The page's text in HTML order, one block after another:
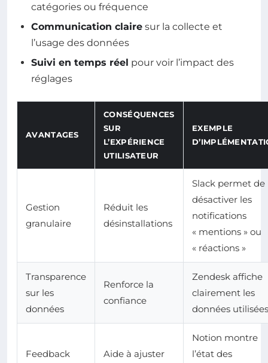
catégories ou fréquence
Communication claire sur la collecte et
l’usage des données
Suivi en temps réel pour voir l’impact des
réglages
AVANTAGES
CONSÉQUENCES
SUR
L’EXPÉRIENCE
UTILISATEUR
EXEMPLE
Gestion
granulaire
Réduit les
désinstallations
Slack permet de
désactiver les
notifications
« mentions » ou
« réactions »
Transparence
sur les
données
Renforce la
confiance
Zendesk affiche
clairement les
données utilisées
Feedback
Aide à ajuster
Notion montre
l’état des